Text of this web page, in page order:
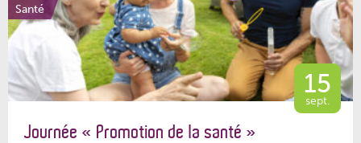
Santé
15
sept.
Journée « Promotion de la santé »